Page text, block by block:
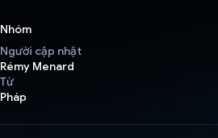
Nhóm
Người cập nhật
Rémy Menard
Từ
Pháp